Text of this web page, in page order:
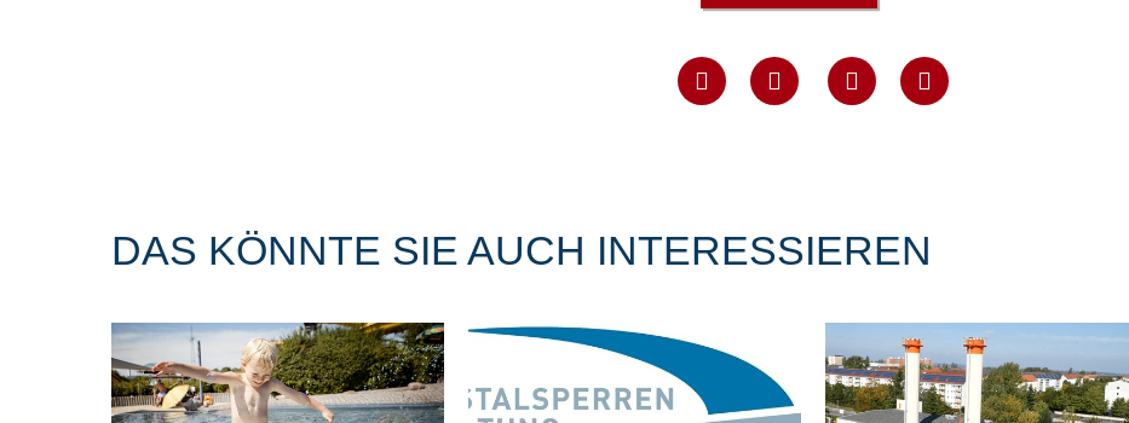
DAS KÖNNTE SIE AUCH INTERESSIEREN